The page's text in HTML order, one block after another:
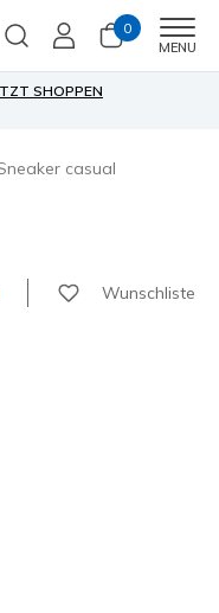
0
MENU
SHOPPEN
casual
Wunschliste